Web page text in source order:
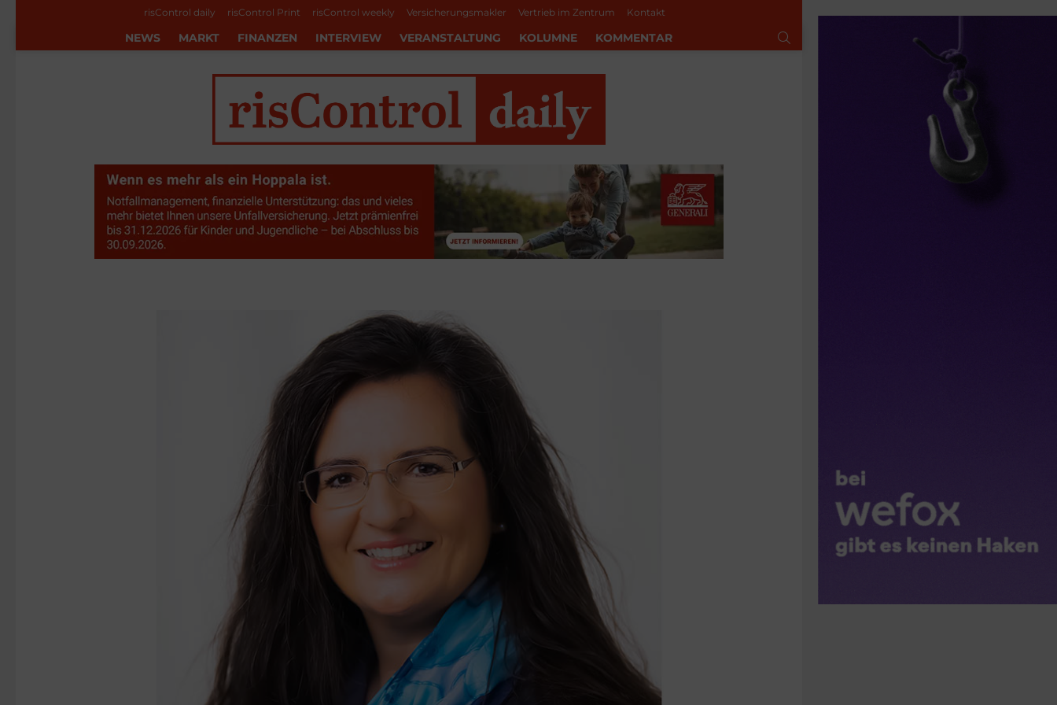
risControl daily risControl Print risControl weekly Versicherungsmakler Vertrieb im Zentrum Kontakt
NEWS MARKT FINANZEN INTERVIEW VERANSTALTUNG KOLUMNE KOMMENTAR